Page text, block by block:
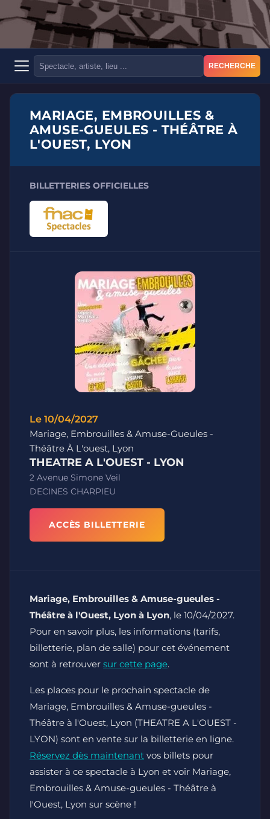
RECHERCHE
MARIAGE, EMBROUILLES &
AMUSE-GUEULES - THÉÂTRE À
L'OUEST, LYON
BILLETTERIES OFFICIELLES
Le 10/04/2027
Mariage, Embrouilles & Amuse-Gueules -
Théâtre À L'ouest, Lyon
THEATRE A L'OUEST - LYON
2 Avenue Simone Veil
DECINES CHARPIEU
ACCÈS BILLETTERIE
Mariage, Embrouilles & Amuse-gueules -
Théâtre à l'Ouest, Lyon à Lyon, le 10/04/2027.
Pour en savoir plus, les informations (tarifs,
billetterie, plan de salle) pour cet événement
sont à retrouver sur cette page.
Les places pour le prochain spectacle de
Mariage, Embrouilles & Amuse-gueules -
Théâtre à l'Ouest, Lyon (THEATRE A L'OUEST -
LYON) sont en vente sur la billetterie en ligne.
Réservez dès maintenant vos billets pour
assister à ce spectacle à Lyon et voir Mariage,
Embrouilles & Amuse-gueules - Théâtre à
l'Ouest, Lyon sur scène !